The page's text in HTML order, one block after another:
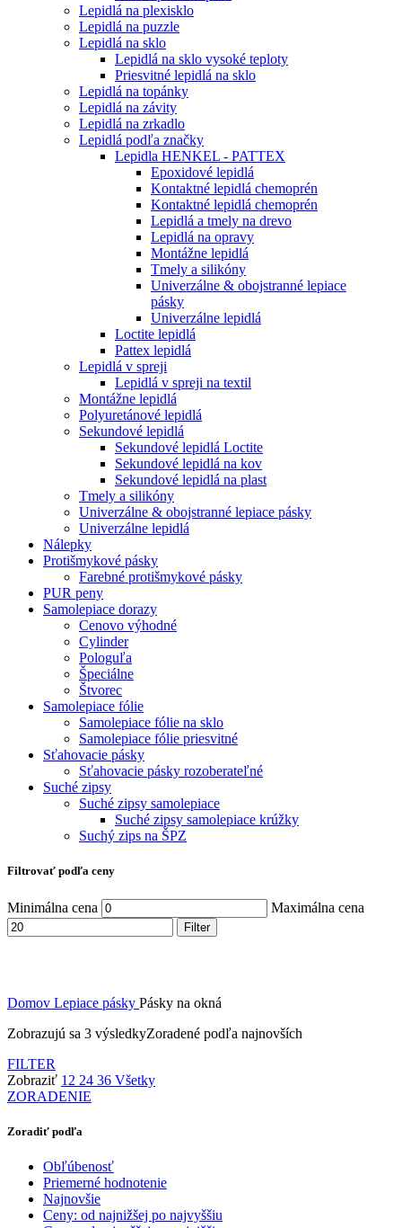
Lepidlá na plexisklo
Lepidlá na puzzle
Lepidlá na sklo
Lepidlá na sklo vysoké teploty
Priesvitné lepidlá na sklo
Lepidlá na topánky
Lepidlá na závity
Lepidlá na zrkadlo
Lepidlá podľa značky
Lepidla HENKEL - PATTEX
Epoxidové lepidlá
Kontaktné lepidlá chemoprén
Kontaktné lepidlá chemoprén
Lepidlá a tmely na drevo
Lepidlá na opravy
Montážne lepidlá
Tmely a silikóny
Univerzálne & obojstranné lepiace
pásky
Univerzálne lepidlá
Loctite lepidlá
Pattex lepidlá
Lepidlá v spreji
Lepidlá v spreji na textil
Montážne lepidlá
Polyuretánové lepidlá
Sekundové lepidlá
Sekundové lepidlá Loctite
Sekundové lepidlá na kov
Sekundové lepidlá na plast
Tmely a silikóny
Univerzálne & obojstranné lepiace pásky
Univerzálne lepidlá
Nálepky
Protišmykové pásky
Farebné protišmykové pásky
PUR peny
Samolepiace dorazy
Cenovo výhodné
Cylinder
Pologuľa
Špeciálne
Štvorec
Samolepiace fólie
Samolepiace fólie na sklo
Samolepiace fólie priesvitné
Sťahovacie pásky
Sťahovacie pásky rozoberateľné
Suché zipsy
Suché zipsy samolepiace
Suché zipsy samolepiace krúžky
Suchý zips na ŠPZ
Filtrovať podľa ceny
Minimálna cena Maximálna cena
Filter
Domov Lepiace pásky Pásky na okná
Zobrazujú sa 3 výsledkyZoradené podľa najnovších
FILTER
Zobraziť 12 24 36 Všetky
ZORADENIE
Zoradiť podľa
Obľúbenosť
Priemerné hodnotenie
Najnovšie
Ceny: od najnižšej po najvyššiu